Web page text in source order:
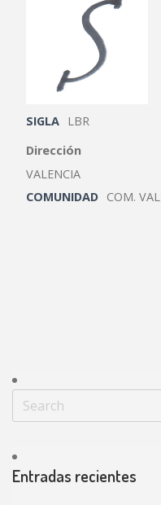
SIGLA LBR
Dirección
VALENCIA
COMUNIDAD COM.
Entradas recientes